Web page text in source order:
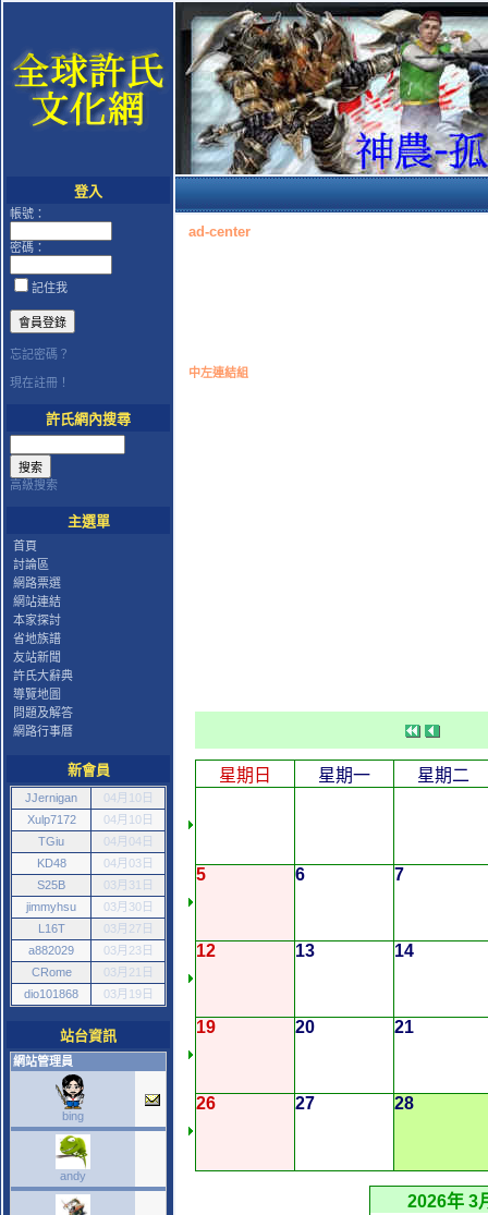
登入
帳號：
密碼：
記住我
忘記密碼？
現在註冊！
許氏網內搜尋
高級搜索
主選單
首頁
討論區
網路票選
網站連結
本家探討
省地族譜
友站新聞
許氏大辭典
導覽地圖
問題及解答
網路行事曆
新會員
JJernigan
04月10日
Xulp7172
04月10日
TGiu
04月04日
KD48
04月03日
S25B
03月31日
jimmyhsu
03月30日
L16T
03月27日
a882029
03月23日
CRome
03月21日
dio101868
03月19日
站台資訊
網站管理員
bing
andy
ad-center
中左連結組
星期日 星期一 星期二
5 6 7
12 13 14
19 20 21
26 27 28
2026年 3